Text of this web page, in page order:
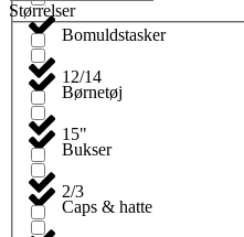
Bomuldstasker
Børnetøj
Bukser
Caps & hatte
Størrelser
12/14
15"
2/3